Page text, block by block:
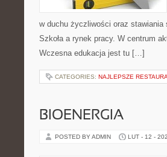
w duchu życzliwości oraz stawiania
Szkoła a rynek pracy. W centrum
Wczesna edukacja jest tu […]
CATEGORIES: NAJLEPSZE
BIOENERGIA
POSTED BY ADMIN LUT - 12 -